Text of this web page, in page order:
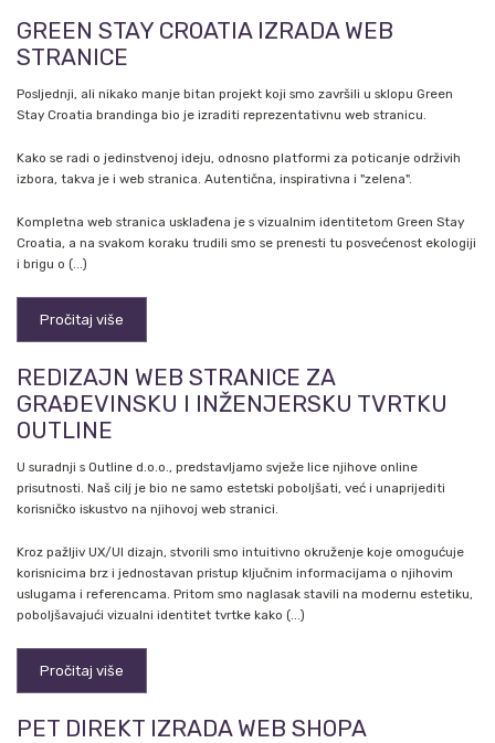
GREEN STAY CROATIA IZRADA WEB
STRANICE
Posljednji, ali nikako manje bitan projekt koji smo završili u sklopu Green
Stay Croatia brandinga bio je izraditi reprezentativnu web stranicu.
Kako se radi o jedinstvenoj ideju, odnosno platformi za poticanje održivih
izbora, takva je i web stranica. Autentična, inspirativna i "zelena".
Kompletna web stranica usklađena je s vizualnim identitetom Green Stay
Croatia, a na svakom koraku trudili smo se prenesti tu posvećenost ekologiji
i brigu o (...)
Pročitaj više
REDIZAJN WEB STRANICE ZA
GRAĐEVINSKU I INŽENJERSKU TVRTKU
OUTLINE
U suradnji s Outline d.o.o., predstavljamo svježe lice njihove online
prisutnosti. Naš cilj je bio ne samo estetski poboljšati, već i unaprijediti
korisničko iskustvo na njihovoj web stranici.
Kroz pažljiv UX/UI dizajn, stvorili smo intuitivno okruženje koje omogućuje
korisnicima brz i jednostavan pristup ključnim informacijama o njihovim
uslugama i referencama. Pritom smo naglasak stavili na modernu estetiku,
poboljšavajući vizualni identitet tvrtke kako (...)
Pročitaj više
PET DIREKT IZRADA WEB SHOPA